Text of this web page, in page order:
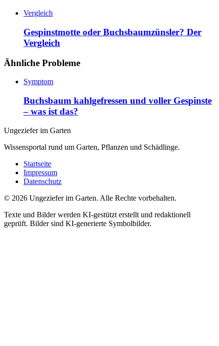
Vergleich
Gespinstmotte oder Buchsbaumzünsler? Der
Vergleich
Ähnliche Probleme
Symptom
Buchsbaum kahlgefressen und voller Gespinste
– was ist das?
Ungeziefer im Garten
Wissensportal rund um Garten, Pflanzen und Schädlinge.
Startseite
Impressum
Datenschutz
© 2026 Ungeziefer im Garten. Alle Rechte vorbehalten.
Texte und Bilder werden KI-gestützt erstellt und redaktionell
geprüft. Bilder sind KI-generierte Symbolbilder.